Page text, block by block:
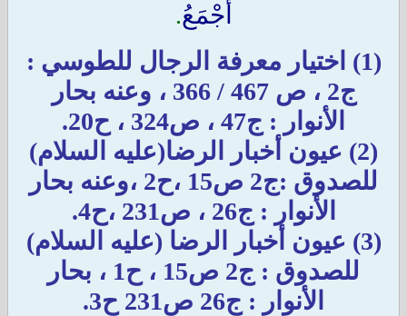
أَجْمَعُ.
(1) اختيار معرفة الرجال للطوسي :
ج2 ، ص 467 / 366 ، وعنه بحار
الأنوار : ج47 ، ص324 ، ح20.
(2) عيون أخبار الرضا(عليه السلام)
للصدوق :ج2 ص15 ،ح2 ،وعنه بحار
الأنوار : ج26 ، ص231 ،ح4.
(3) عيون أخبار الرضا (عليه السلام)
للصدوق : ج2 ص15 ، ح1 ، بحار
الأنوار : ج26 ص231 ح3.